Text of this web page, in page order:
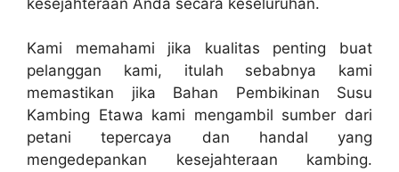
Kami memahami jika kualitas penting buat
pelanggan kami, itulah sebabnya kami
memastikan jika Bahan Pembikinan Susu
Kambing Etawa kami mengambil sumber dari
petani tepercaya dan handal yang
mengedepankan kesejahteraan kambing.